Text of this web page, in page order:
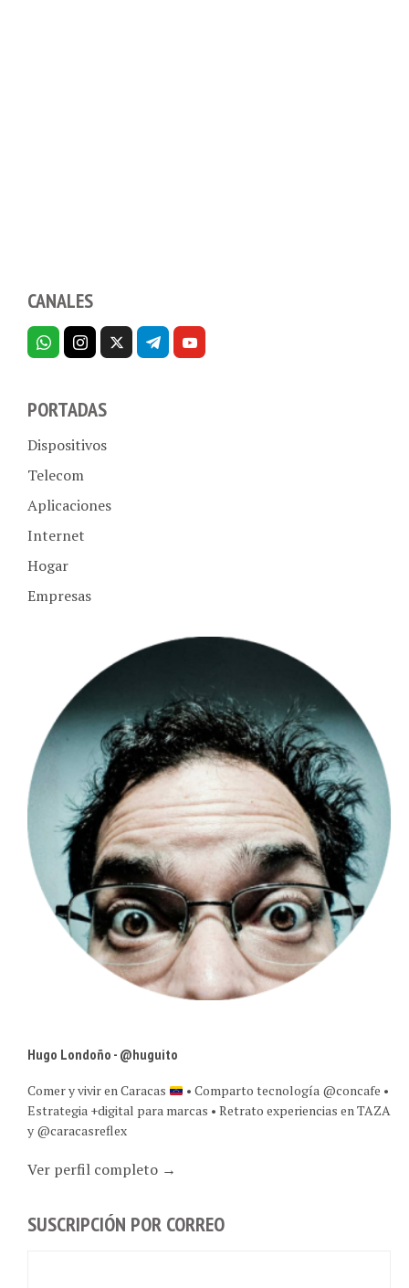
CANALES
PORTADAS
Dispositivos
Telecom
Aplicaciones
Internet
Hogar
Empresas
Hugo Londoño - @huguito
Comer y vivir en Caracas
• Comparto tecnología @concafe •
Estrategia +digital para marcas • Retrato experiencias en TAZA
y @caracasreflex
Ver perfil completo →
SUSCRIPCIÓN POR CORREO